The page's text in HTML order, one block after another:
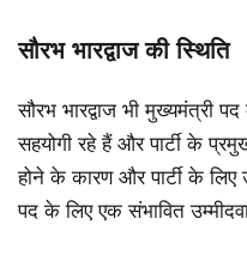
सौरभ भारद्वाज की स्थिति
सौरभ भारद्वाज भी मुख्यमंत्री
सहयोगी रहे हैं और पार्टी के
होने के कारण और पार्टी के लिए
पद के लिए एक संभावित